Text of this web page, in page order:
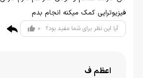
فیزیوتراپی کمک میکنه انجام بدم
آیا این نظر برای شما مفید بود؟ 0
اعظم ف